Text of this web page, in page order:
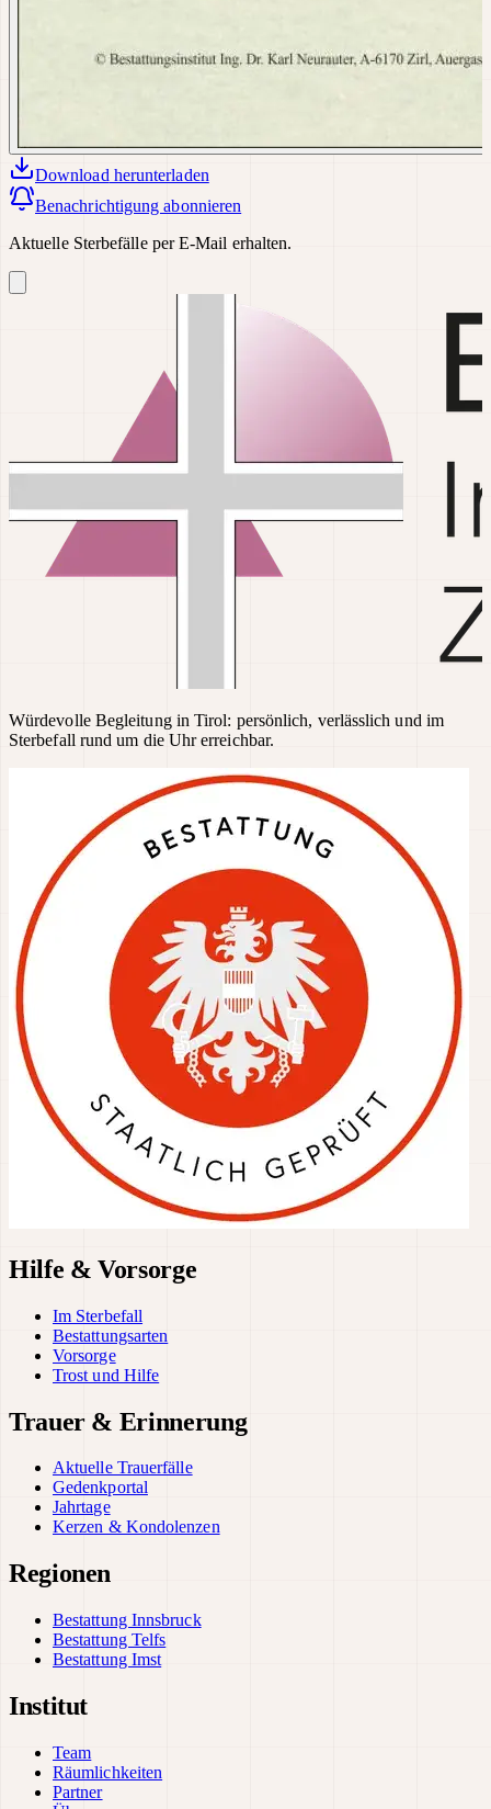
Download herunterladen
Benachrichtigung abonnieren
Aktuelle Sterbefälle per E-Mail erhalten.
Würdevolle Begleitung in Tirol: persönlich, verlässlich und im
Sterbefall rund um die Uhr erreichbar.
Hilfe & Vorsorge
Im Sterbefall
Bestattungsarten
Vorsorge
Trost und Hilfe
Trauer & Erinnerung
Aktuelle Trauerfälle
Gedenkportal
Jahrtage
Kerzen & Kondolenzen
Regionen
Bestattung Innsbruck
Bestattung Telfs
Bestattung Imst
Institut
Team
Räumlichkeiten
Partner